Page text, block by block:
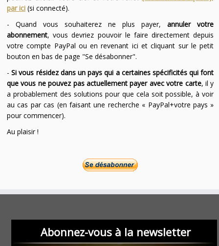
par ici(si connecté).
- Quand vous souhaiterez ne plus payer,annuler votre
abonnement, vous devriez pouvoir le faire directement depuis
votre compte PayPal ou en revenant ici et cliquant sur le petit
bouton en bas de page "Se désabonner".
-Si vous résidez dans un pays qui a certaines spécificités qui font
que vous ne pouvez pas actuellement payer avec votre carte, il y
a probablement des solutions pour que cela soit possible, à voir
au cas par cas (en faisant une recherche « PayPal+votre pays »
pour commencer).
Au plaisir !
Abonnez-vous à la newsletter